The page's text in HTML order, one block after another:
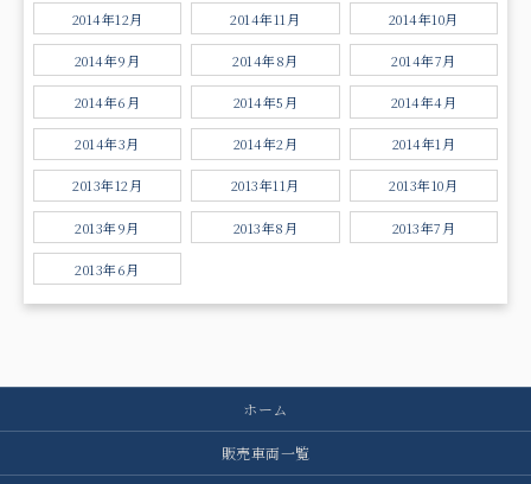
2014年12月 2014年11月 2014年10月
2014年9月 2014年8月 2014年7月
2014年6月 2014年5月 2014年4月
2014年3月 2014年2月 2014年1月
2013年12月 2013年11月 2013年10月
2013年9月 2013年8月 2013年7月
2013年6月
ホーム
販売車両一覧